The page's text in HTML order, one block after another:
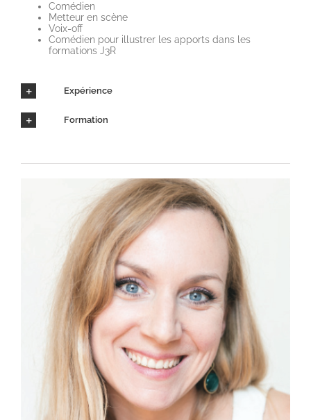
Comédien
Metteur en scène
Voix-off
Comédien pour illustrer les apports dans les
formations J3R
Expérience
Formation